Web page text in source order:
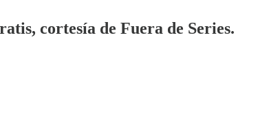
cortesía de Fuera de Series.